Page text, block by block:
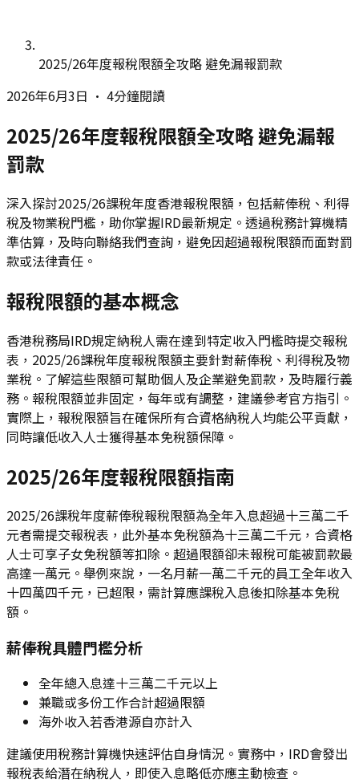
2025/26年度報稅限額全攻略 避免漏報罰款
2026年6月3日 • 4分鐘閱讀
2025/26年度報稅限額全攻略 避免漏報
罰款
深入探討2025/26課稅年度香港報稅限額，包括薪俸稅、利得
稅及物業稅門檻，助你掌握IRD最新規定。透過稅務計算機精
準估算，及時向聯絡我們查詢，避免因超過報稅限額而面對罰
款或法律責任。
報稅限額的基本概念
香港稅務局IRD規定納稅人需在達到特定收入門檻時提交報稅
表，2025/26課稅年度報稅限額主要針對薪俸稅、利得稅及物
業稅。了解這些限額可幫助個人及企業避免罰款，及時履行義
務。報稅限額並非固定，每年或有調整，建議參考官方指引。
實際上，報稅限額旨在確保所有合資格納稅人均能公平貢獻，
同時讓低收入人士獲得基本免稅額保障。
2025/26年度報稅限額指南
2025/26課稅年度薪俸稅報稅限額為全年入息超過十三萬二千
元者需提交報稅表，此外基本免稅額為十三萬二千元，合資格
人士可享子女免稅額等扣除。超過限額卻未報稅可能被罰款最
高達一萬元。舉例來說，一名月薪一萬二千元的員工全年收入
十四萬四千元，已超限，需計算應課稅入息後扣除基本免稅
額。
薪俸稅具體門檻分析
全年總入息達十三萬二千元以上
兼職或多份工作合計超過限額
海外收入若香港源自亦計入
建議使用稅務計算機快速評估自身情況。實務中，IRD會發出
報稅表給潛在納稅人，即使入息略低亦應主動檢查。